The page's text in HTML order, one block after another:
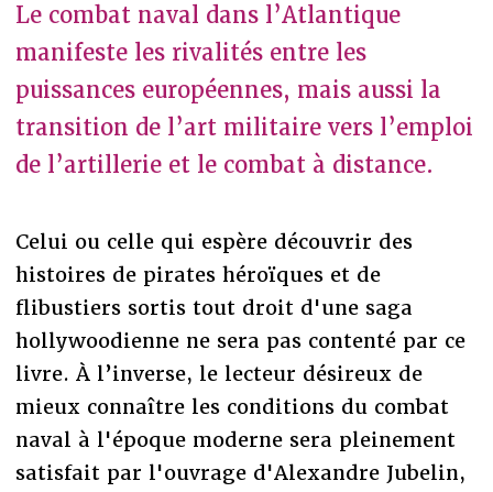
Le combat naval dans l’Atlantique
manifeste les rivalités entre les
puissances européennes, mais aussi la
transition de l’art militaire vers l’emploi
de l’artillerie et le combat à distance.
Celui ou celle qui espère découvrir des
histoires de pirates héroïques et de
flibustiers sortis tout droit d'une saga
hollywoodienne ne sera pas contenté par ce
livre. À l’inverse, le lecteur désireux de
mieux connaître les conditions du combat
naval à l'époque moderne sera pleinement
satisfait par l'ouvrage d'Alexandre Jubelin,